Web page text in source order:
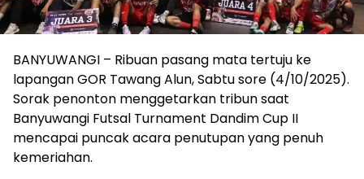
BANYUWANGI – Ribuan pasang mata tertuju ke
lapangan GOR Tawang Alun, Sabtu sore (4/10/2025).
Sorak penonton menggetarkan tribun saat
Banyuwangi Futsal Turnament Dandim Cup II
mencapai puncak acara penutupan yang penuh
kemeriahan.